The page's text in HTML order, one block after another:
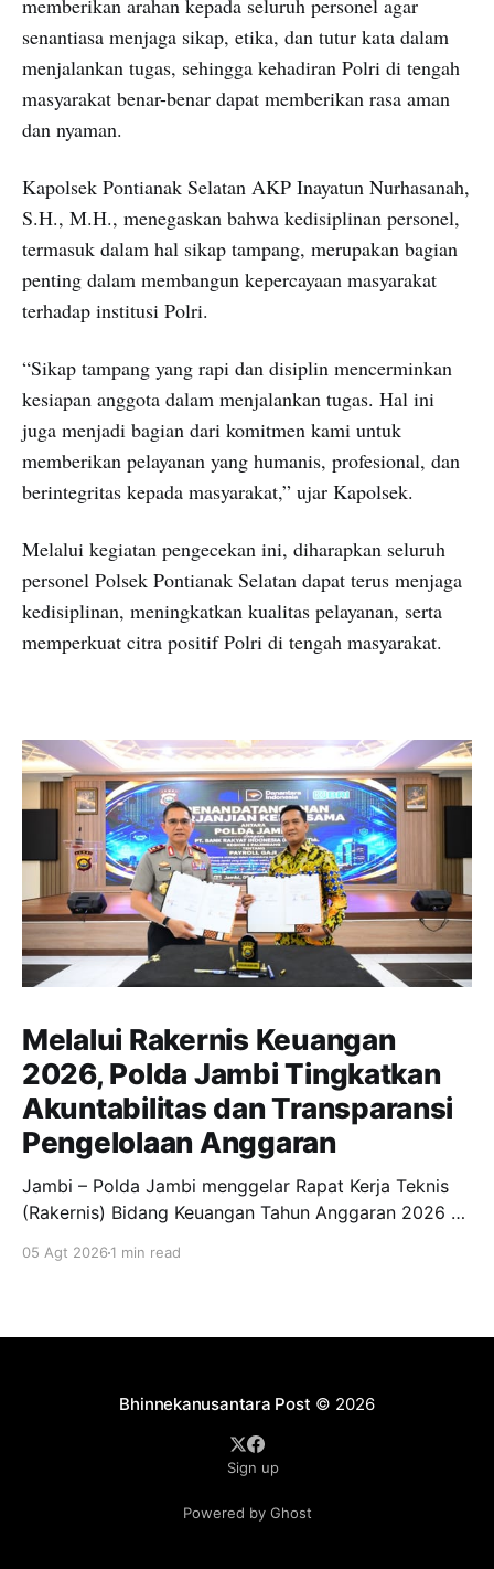
memberikan arahan kepada seluruh personel agar
senantiasa menjaga sikap, etika, dan tutur kata dalam
menjalankan tugas, sehingga kehadiran Polri di tengah
masyarakat benar-benar dapat memberikan rasa aman
dan nyaman.
Kapolsek Pontianak Selatan AKP Inayatun Nurhasanah,
S.H., M.H., menegaskan bahwa kedisiplinan personel,
termasuk dalam hal sikap tampang, merupakan bagian
penting dalam membangun kepercayaan masyarakat
terhadap institusi Polri.
“Sikap tampang yang rapi dan disiplin mencerminkan
kesiapan anggota dalam menjalankan tugas. Hal ini
juga menjadi bagian dari komitmen kami untuk
memberikan pelayanan yang humanis, profesional, dan
berintegritas kepada masyarakat,” ujar Kapolsek.
Melalui kegiatan pengecekan ini, diharapkan seluruh
personel Polsek Pontianak Selatan dapat terus menjaga
kedisiplinan, meningkatkan kualitas pelayanan, serta
memperkuat citra positif Polri di tengah masyarakat.
Melalui Rakernis Keuangan
2026, Polda Jambi Tingkatkan
Akuntabilitas dan Transparansi
Pengelolaan Anggaran
Jambi – Polda Jambi menggelar Rapat Kerja Teknis
(Rakernis) Bidang Keuangan Tahun Anggaran 2026 di
(5/8/2026). Kegiatan mengusung tema "Transformasi
05 Agt 2026 1 min read
Bhinnekanusantara Post © 2026
Sign up
Powered by Ghost